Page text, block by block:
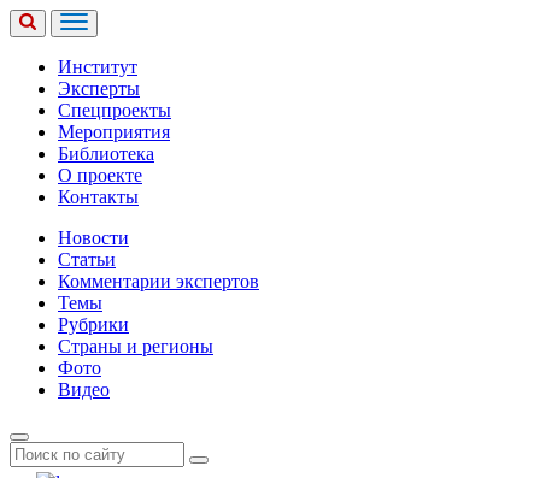
Институт
Эксперты
Спецпроекты
Мероприятия
Библиотека
О проекте
Контакты
Новости
Статьи
Комментарии экспертов
Темы
Рубрики
Страны и регионы
Фото
Видео